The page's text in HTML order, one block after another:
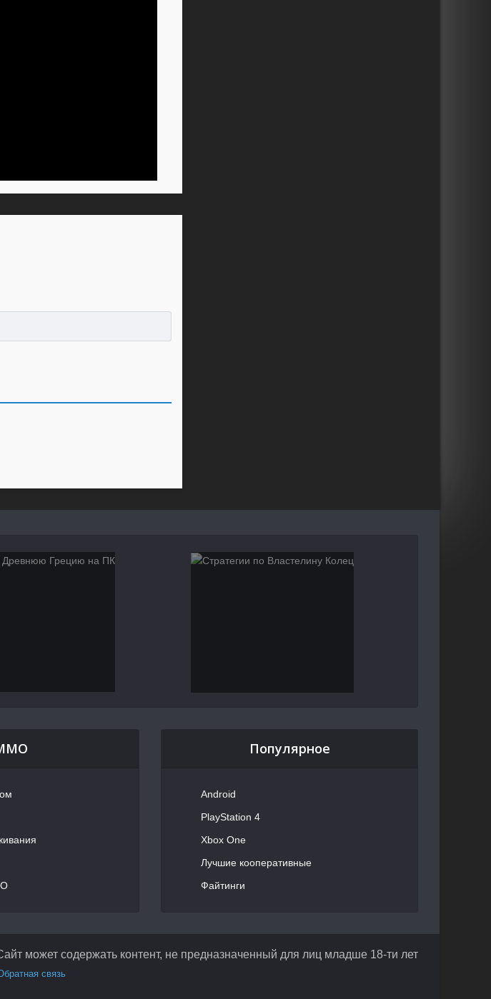
Популярное
Android
PlayStation 4
Xbox One
Лучшие кооперативные
Файтинги
связь